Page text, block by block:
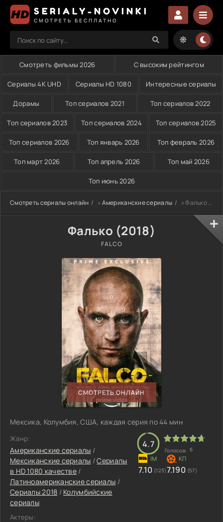
SERIALY-NOVINKI
СМОТРЕТЬ БЕСПЛАТНО
Смотреть фильмы 2026 С высоким рейтингом
Сериалы 4K UHD Сериалы HD 1080 Интересные сериалы
Дорамы Топ сериалов 2021 Топ сериалов 2022
Топ сериалов 2023 Топ сериалов 2024 Топ сериалов 2025
Топ сериалов 2026 Топ январь 2026 Топ февраль 2026
Топ март 2026 Топ апрель 2026 Топ май 2026
Топ июнь 2026
Смотреть сериалы онлайн » Американские сериалы » Фалько (2018)
Фалько (2018)
FALCO
СМОТРЕТЬ ОНЛАЙН
Мексика, Колумбия, США, каждая серия по 44 мин
Жанр:
Американские сериалы /
Мексиканские сериалы /Сериалы
в HD 1080 качестве /
Латиноамериканские сериалы /
Сериалы 2018 / Колумбийские
сериалы
Актеры:
4.7
Голосов: 6
7.10 (123)7.190 (57)